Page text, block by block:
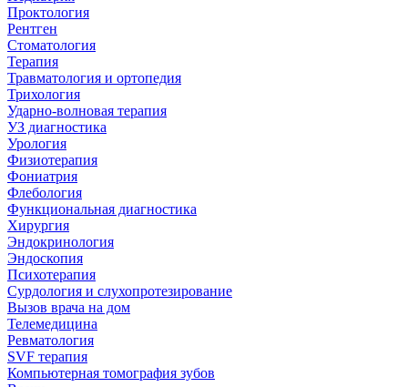
Проктология
Рентген
Стоматология
Терапия
Травматология и ортопедия
Трихология
Ударно-волновая терапия
УЗ диагностика
Урология
Физиотерапия
Фониатрия
Флебология
Функциональная диагностика
Хирургия
Эндокринология
Эндоскопия
Психотерапия
Сурдология и слухопротезирование
Вызов врача на дом
Телемедицина
Ревматология
SVF терапия
Компьютерная томография зубов